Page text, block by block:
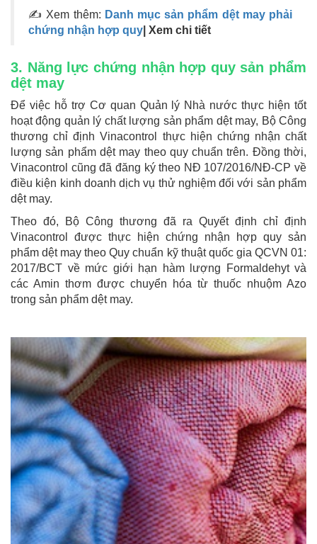
✍ Xem thêm: Danh mục sản phẩm dệt may phải
chứng nhận hợp quy | Xem chi tiết
3. Năng lực chứng nhận hợp quy sản phẩm
dệt may
Để việc hỗ trợ Cơ quan Quản lý Nhà nước thực hiện tốt
hoạt động quản lý chất lượng sản phẩm dệt may, Bộ Công
thương chỉ định Vinacontrol thực hiện chứng nhận chất
lượng sản phẩm dệt may theo quy chuẩn trên. Đồng thời,
Vinacontrol cũng đã đăng ký theo NĐ 107/2016/NĐ-CP về
điều kiện kinh doanh dịch vụ thử nghiệm đối với sản phẩm
dệt may.
Theo đó,
Bộ Công thương đã ra Quyết định chỉ định
Vinacontrol được thực hiện chứng nhận hợp quy sản
phẩm dệt may theo Quy chuẩn kỹ thuật quốc gia QCVN 01:
2017/BCT về mức giới hạn hàm lượng Formaldehyt và
các Amin thơm được chuyển hóa từ thuốc nhuộm Azo
trong sản phẩm dệt may.